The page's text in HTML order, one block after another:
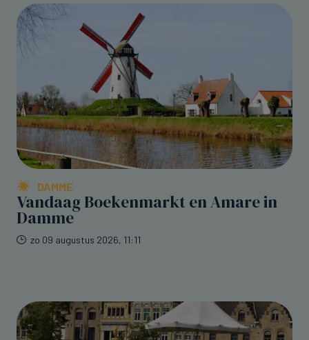
DAMME
Vandaag Boekenmarkt en Amare in
Damme
zo 09 augustus 2026, 11:11